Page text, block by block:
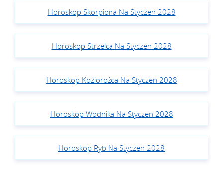
Horoskop Skorpiona Na Styczen 2028
Horoskop Strzelca Na Styczen 2028
Horoskop Koziorożca Na Styczen 2028
Horoskop Wodnika Na Styczen 2028
Horoskop Ryb Na Styczen 2028